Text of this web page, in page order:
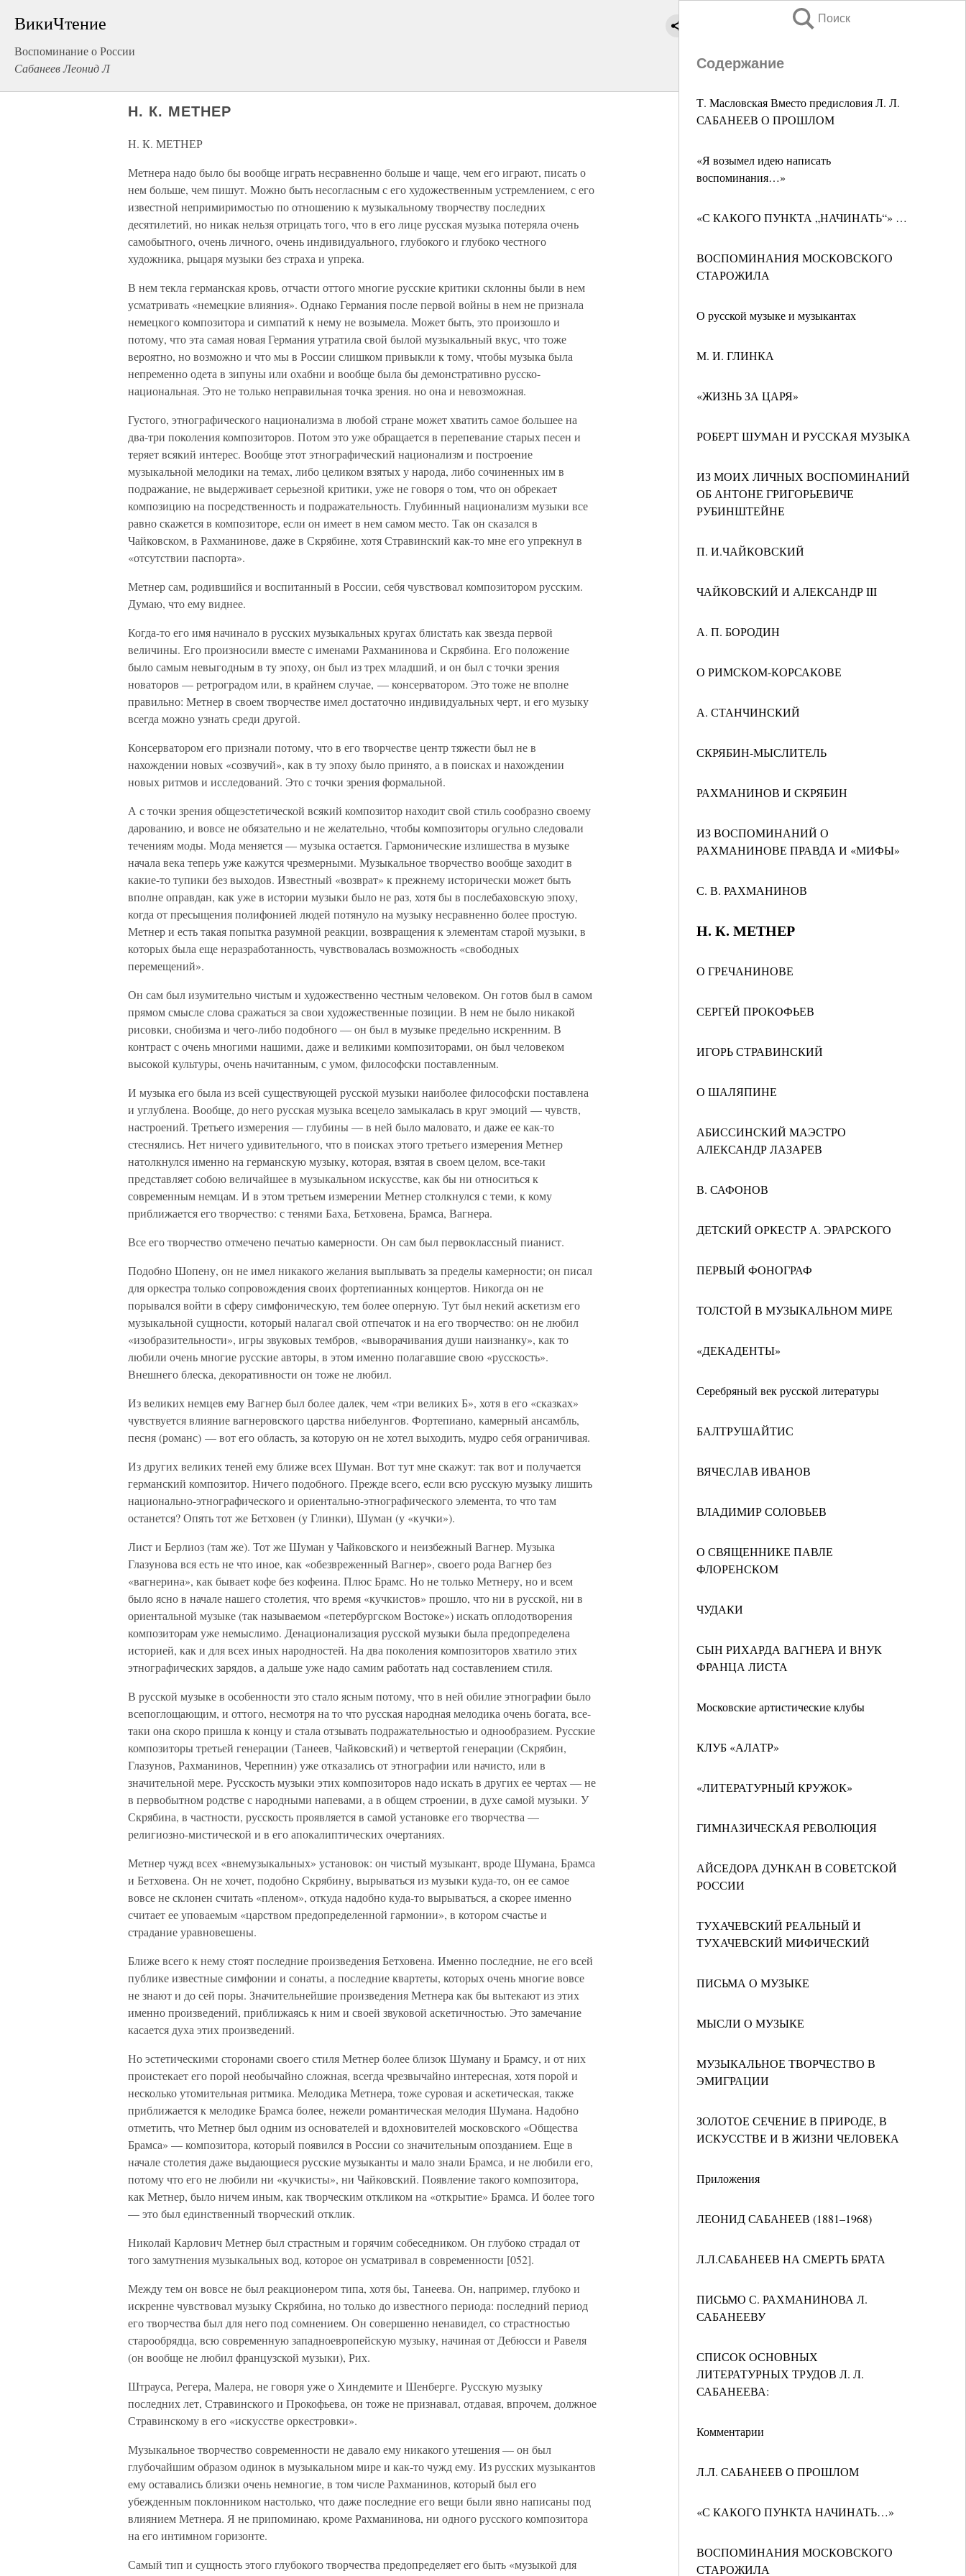
ВикиЧтение
Воспоминание о России
Сабанеев Леонид Л
Поиск
Содержание
Т. Масловская Вместо предисловия Л. Л.
САБАНЕЕВ О ПРОШЛОМ
«Я возымел идею написать
воспоминания…»
«С КАКОГО ПУНКТА „НАЧИНАТЬ“» …
ВОСПОМИНАНИЯ МОСКОВСКОГО
СТАРОЖИЛА
О русской музыке и музыкантах
М. И. ГЛИНКА
«ЖИЗНЬ ЗА ЦАРЯ»
РОБЕРТ ШУМАН И РУССКАЯ МУЗЫКА
ИЗ МОИХ ЛИЧНЫХ ВОСПОМИНАНИЙ
ОБ АНТОНЕ ГРИГОРЬЕВИЧЕ
РУБИНШТЕЙНЕ
П. И.ЧАЙКОВСКИЙ
ЧАЙКОВСКИЙ И АЛЕКСАНДР III
А. П. БОРОДИН
О РИМСКОМ-КОРСАКОВЕ
А. СТАНЧИНСКИЙ
СКРЯБИН-МЫСЛИТЕЛЬ
РАХМАНИНОВ И СКРЯБИН
ИЗ ВОСПОМИНАНИЙ О
РАХМАНИНОВЕ ПРАВДА И «МИФЫ»
С. В. РАХМАНИНОВ
Н. К. МЕТНЕР
О ГРЕЧАНИНОВЕ
СЕРГЕЙ ПРОКОФЬЕВ
ИГОРЬ СТРАВИНСКИЙ
О ШАЛЯПИНЕ
АБИССИНСКИЙ МАЭСТРО
АЛЕКСАНДР ЛАЗАРЕВ
В. САФОНОВ
ДЕТСКИЙ ОРКЕСТР А. ЭРАРСКОГО
ПЕРВЫЙ ФОНОГРАФ
ТОЛСТОЙ В МУЗЫКАЛЬНОМ МИРЕ
«ДЕКАДЕНТЫ»
Серебряный век русской литературы
БАЛТРУШАЙТИС
ВЯЧЕСЛАВ ИВАНОВ
ВЛАДИМИР СОЛОВЬЕВ
О СВЯЩЕННИКЕ ПАВЛЕ
ФЛОРЕНСКОМ
ЧУДАКИ
СЫН РИХАРДА ВАГНЕРА И ВНУК
ФРАНЦА ЛИСТА
Московские артистические клубы
КЛУБ «АЛАТР»
«ЛИТЕРАТУРНЫЙ КРУЖОК»
ГИМНАЗИЧЕСКАЯ РЕВОЛЮЦИЯ
АЙСЕДОРА ДУНКАН В СОВЕТСКОЙ
РОССИИ
ТУХАЧЕВСКИЙ РЕАЛЬНЫЙ И
ТУХАЧЕВСКИЙ МИФИЧЕСКИЙ
ПИСЬМА О МУЗЫКЕ
МЫСЛИ О МУЗЫКЕ
МУЗЫКАЛЬНОЕ ТВОРЧЕСТВО В
ЭМИГРАЦИИ
ЗОЛОТОЕ СЕЧЕНИЕ В ПРИРОДЕ, В
ИСКУССТВЕ И В ЖИЗНИ ЧЕЛОВЕКА
Приложения
ЛЕОНИД САБАНЕЕВ (1881–1968)
Л.Л.САБАНЕЕВ НА СМЕРТЬ БРАТА
ПИСЬМО С. РАХМАНИНОВА Л.
САБАНЕЕВУ
СПИСОК ОСНОВНЫХ
ЛИТЕРАТУРНЫХ ТРУДОВ Л. Л.
САБАНЕЕВА:
Комментарии
Л.Л. САБАНЕЕВ О ПРОШЛОМ
«С КАКОГО ПУНКТА НАЧИНАТЬ…»
ВОСПОМИНАНИЯ МОСКОВСКОГО
СТАРОЖИЛА
Н. К. МЕТНЕР
Н. К. МЕТНЕР
Метнера надо было бы вообще играть несравненно больше и чаще, чем его играют, писать о
нем больше, чем пишут. Можно быть несогласным с его художественным устремлением, с его
известной непримиримостью по отношению к музыкальному творчеству последних
десятилетий, но никак нельзя отрицать того, что в его лице русская музыка потеряла очень
самобытного, очень личного, очень индивидуального, глубокого и глубоко честного
художника, рыцаря музыки без страха и упрека.
В нем текла германская кровь, отчасти оттого многие русские критики склонны были в нем
усматривать «немецкие влияния». Однако Германия после первой войны в нем не признала
немецкого композитора и симпатий к нему не возымела. Может быть, это произошло и
потому, что эта самая новая Германия утратила свой былой музыкальный вкус, что тоже
вероятно, но возможно и что мы в России слишком привыкли к тому, чтобы музыка была
непременно одета в зипуны или охабни и вообще была бы демонстративно русско-
национальная. Это не только неправильная точка зрения. но она и невозможная.
Густого, этнографического национализма в любой стране может хватить самое большее на
два-три поколения композиторов. Потом это уже обращается в перепевание старых песен и
теряет всякий интерес. Вообще этот этнографический национализм и построение
музыкальной мелодики на темах, либо целиком взятых у народа, либо сочиненных им в
подражание, не выдерживает серьезной критики, уже не говоря о том, что он обрекает
композицию на посредственность и подражательность. Глубинный национализм музыки все
равно скажется в композиторе, если он имеет в нем самом место. Так он сказался в
Чайковском, в Рахманинове, даже в Скрябине, хотя Стравинский как-то мне его упрекнул в
«отсутствии паспорта».
Метнер сам, родившийся и воспитанный в России, себя чувствовал композитором русским.
Думаю, что ему виднее.
Когда-то его имя начинало в русских музыкальных кругах блистать как звезда первой
величины. Его произносили вместе с именами Рахманинова и Скрябина. Его положение
было самым невыгодным в ту эпоху, он был из трех младший, и он был с точки зрения
новаторов — ретроградом или, в крайнем случае, — консерватором. Это тоже не вполне
правильно: Метнер в своем творчестве имел достаточно индивидуальных черт, и его музыку
всегда можно узнать среди другой.
Консерватором его признали потому, что в его творчестве центр тяжести был не в
нахождении новых «созвучий», как в ту эпоху было принято, а в поисках и нахождении
новых ритмов и исследований. Это с точки зрения формальной.
А с точки зрения общеэстетической всякий композитор находит свой стиль сообразно своему
дарованию, и вовсе не обязательно и не желательно, чтобы композиторы огульно следовали
течениям моды. Мода меняется — музыка остается. Гармонические излишества в музыке
начала века теперь уже кажутся чрезмерными. Музыкальное творчество вообще заходит в
какие-то тупики без выходов. Известный «возврат» к прежнему исторически может быть
вполне оправдан, как уже в истории музыки было не раз, хотя бы в послебаховскую эпоху,
когда от пресыщения полифонией людей потянуло на музыку несравненно более простую.
Метнер и есть такая попытка разумной реакции, возвращения к элементам старой музыки, в
которых была еще неразработанность, чувствовалась возможность «свободных
перемещений».
Он сам был изумительно чистым и художественно честным человеком. Он готов был в самом
прямом смысле слова сражаться за свои художественные позиции. В нем не было никакой
рисовки, снобизма и чего-либо подобного — он был в музыке предельно искренним. В
контраст с очень многими нашими, даже и великими композиторами, он был человеком
высокой культуры, очень начитанным, с умом, философски поставленным.
И музыка его была из всей существующей русской музыки наиболее философски поставлена
и углублена. Вообще, до него русская музыка всецело замыкалась в круг эмоций — чувств,
настроений. Третьего измерения — глубины — в ней было маловато, и даже ее как-то
стеснялись. Нет ничего удивительного, что в поисках этого третьего измерения Метнер
натолкнулся именно на германскую музыку, которая, взятая в своем целом, все-таки
представляет собою величайшее в музыкальном искусстве, как бы ни относиться к
современным немцам. И в этом третьем измерении Метнер столкнулся с теми, к кому
приближается его творчество: с тенями Баха, Бетховена, Брамса, Вагнера.
Все его творчество отмечено печатью камерности. Он сам был первоклассный пианист.
Подобно Шопену, он не имел никакого желания выплывать за пределы камерности; он писал
для оркестра только сопровождения своих фортепианных концертов. Никогда он не
порывался войти в сферу симфоническую, тем более оперную. Тут был некий аскетизм его
музыкальной сущности, который налагал свой отпечаток и на его творчество: он не любил
«изобразительности», игры звуковых тембров, «выворачивания души наизнанку», как то
любили очень многие русские авторы, в этом именно полагавшие свою «русскость».
Внешнего блеска, декоративности он тоже не любил.
Из великих немцев ему Вагнер был более далек, чем «три великих Б», хотя в его «сказках»
чувствуется влияние вагнеровского царства нибелунгов. Фортепиано, камерный ансамбль,
песня (романс) — вот его область, за которую он не хотел выходить, мудро себя ограничивая.
Из других великих теней ему ближе всех Шуман. Вот тут мне скажут: так вот и получается
германский композитор. Ничего подобного. Прежде всего, если всю русскую музыку лишить
национально-этнографического и ориентально-этнографического элемента, то что там
останется? Опять тот же Бетховен (у Глинки), Шуман (у «кучки»).
Лист и Берлиоз (там же). Тот же Шуман у Чайковского и неизбежный Вагнер. Музыка
Глазунова вся есть не что иное, как «обезвреженный Вагнер», своего рода Вагнер без
«вагнерина», как бывает кофе без кофеина. Плюс Брамс. Но не только Метнеру, но и всем
было ясно в начале нашего столетия, что время «кучкистов» прошло, что ни в русской, ни в
ориентальной музыке (так называемом «петербургском Востоке») искать оплодотворения
композиторам уже немыслимо. Денационализация русской музыки была предопределена
историей, как и для всех иных народностей. На два поколения композиторов хватило этих
этнографических зарядов, а дальше уже надо самим работать над составлением стиля.
В русской музыке в особенности это стало ясным потому, что в ней обилие этнографии было
всепоглощающим, и оттого, несмотря на то что русская народная мелодика очень богата, все-
таки она скоро пришла к концу и стала отзывать подражательностью и однообразием. Русские
композиторы третьей генерации (Танеев, Чайковский) и четвертой генерации (Скрябин,
Глазунов, Рахманинов, Черепнин) уже отказались от этнографии или начисто, или в
значительной мере. Русскость музыки этих композиторов надо искать в других ее чертах — не
в первобытном родстве с народными напевами, а в общем строении, в духе самой музыки. У
Скрябина, в частности, русскость проявляется в самой установке его творчества —
религиозно-мистической и в его апокалиптических очертаниях.
Метнер чужд всех «внемузыкальных» установок: он чистый музыкант, вроде Шумана, Брамса
и Бетховена. Он не хочет, подобно Скрябину, вырываться из музыки куда-то, он ее самое
вовсе не склонен считать «пленом», откуда надобно куда-то вырываться, а скорее именно
считает ее уповаемым «царством предопределенной гармонии», в котором счастье и
страдание уравновешены.
Ближе всего к нему стоят последние произведения Бетховена. Именно последние, не его всей
публике известные симфонии и сонаты, а последние квартеты, которых очень многие вовсе
не знают и до сей поры. Значительнейшие произведения Метнера как бы вытекают из этих
именно произведений, приближаясь к ним и своей звуковой аскетичностью. Это замечание
касается духа этих произведений.
Но эстетическими сторонами своего стиля Метнер более близок Шуману и Брамсу, и от них
проистекает его порой необычайно сложная, всегда чрезвычайно интересная, хотя порой и
несколько утомительная ритмика. Мелодика Метнера, тоже суровая и аскетическая, также
приближается к мелодике Брамса более, нежели романтическая мелодия Шумана. Надобно
отметить, что Метнер был одним из основателей и вдохновителей московского «Общества
Брамса» — композитора, который появился в России со значительным опозданием. Еще в
начале столетия даже выдающиеся русские музыканты и мало знали Брамса, и не любили его,
потому что его не любили ни «кучкисты», ни Чайковский. Появление такого композитора,
как Метнер, было ничем иным, как творческим откликом на «открытие» Брамса. И более того
— это был единственный творческий отклик.
Николай Карлович Метнер был страстным и горячим собеседником. Он глубоко страдал от
того замутнения музыкальных вод, которое он усматривал в современности [052].
Между тем он вовсе не был реакционером типа, хотя бы, Танеева. Он, например, глубоко и
искренне чувствовал музыку Скрябина, но только до известного периода: последний период
его творчества был для него под сомнением. Он совершенно ненавидел, со страстностью
старообрядца, всю современную западноевропейскую музыку, начиная от Дебюсси и Равеля
(он вообще не любил французской музыки), Рих.
Штрауса, Регера, Малера, не говоря уже о Хиндемите и Шенберге. Русскую музыку
последних лет, Стравинского и Прокофьева, он тоже не признавал, отдавая, впрочем, должное
Стравинскому в его «искусстве оркестровки».
Музыкальное творчество современности не давало ему никакого утешения — он был
глубочайшим образом одинок в музыкальном мире и как-то чужд ему. Из русских музыкантов
ему оставались близки очень немногие, в том числе Рахманинов, который был его
убежденным поклонником настолько, что даже последние его вещи были явно написаны под
влиянием Метнера. Я не припоминаю, кроме Рахманинова, ни одного русского композитора
на его интимном горизонте.
Самый тип и сущность этого глубокого творчества предопределяет его быть «музыкой для